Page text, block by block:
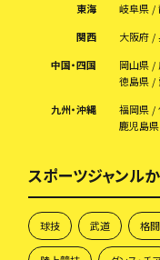
東海
岐阜県
関西
大阪府
中国・四国
岡山県
徳島県
九州・沖縄
福岡県
鹿児島県
スポーツジャンル
球技 武道 格